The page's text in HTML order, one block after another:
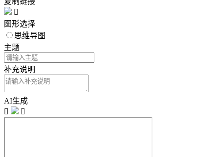

图形选择
思维导图
主题
补充说明
AI生成

